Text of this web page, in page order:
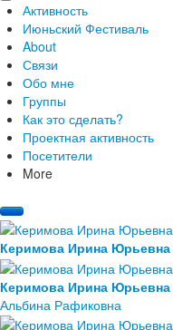
Активность
Июньский Фестиваль
About
Связи
Обо мне
Группы
Как это сделать?
Проектная активность
Посетители
More
Керимова Ирина Юрьевна
Керимова Ирина Юрьевна
Альбина Рафиковна